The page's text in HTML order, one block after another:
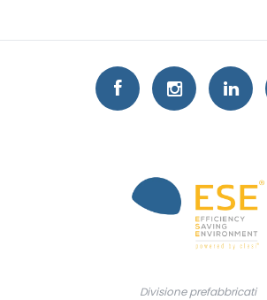
Divisione prefabbricati